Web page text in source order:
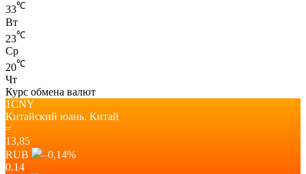
33℃
Вт
23℃
Ср
20℃
Чт
Курс обмена валют
1CNY
Китайский юань. Китай
=
13,85
RUB
–0,14%
0,14